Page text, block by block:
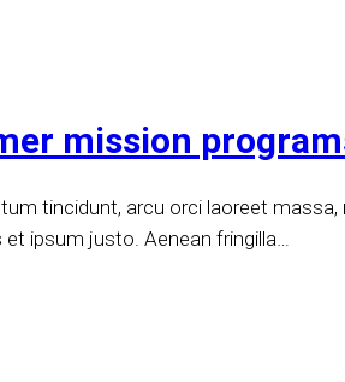
mission
tincidunt, arcu orci laoreet massa,
ipsum justo. Aenean fringilla…